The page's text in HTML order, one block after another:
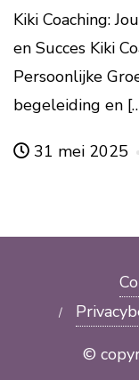
Kiki Coaching:
en Succes Kiki
Persoonlijke
begeleiding en
31 mei 2025
©